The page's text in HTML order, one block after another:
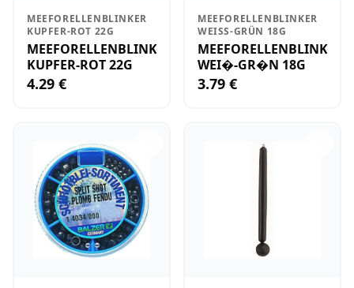
MEEFORELLENBLINKER
KUPFER-ROT 22G
MEEFORELLENBLINKER
KUPFER-ROT 22G
4.29 €
MEEFORELLENBLINKER
WEISS-GRÜN 18G
MEEFORELLENBLINKER
WEI�-GR�N 18G
3.79 €